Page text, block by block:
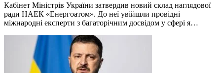
Кабінет Міністрів України затвердив новий склад наглядової
ради НАЕК «Енергоатом». До неї увійшли провідні
міжнародні експерти з багаторічним досвідом у сфері я…